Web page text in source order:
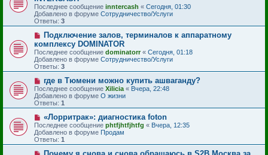
б
щ
е
н
и
в
о
е
с
о
о
б
щ
е
н
и
е
Последнее сообщение inntercash « Сегодня, 01:30
Добавлено в форуме Сотрудничество/Услуги
Ответы: 3
Н
в
о
е
с
о
б
щ
е
и
е
Подключение залов, терминалов к аппаратному
комплексу DOMINATOR
Последнее сообщение dominatorr« Сегодня, 01:18
Добавлено в форуме Сотрудничество/Услуги
Ответы: 3
Н
о
в
о
е
с
о
б
щ
е
где в Тюмени можно купить ашваганду?
Последнее сообщение Xilicia « Вчера, 22:48
Добавлено в форуме О жизни
Ответы: 1
Н
о
в
о
е
с
«Лорритрак»: диагностика foton
Последнее сообщение phtfjhtfjhtfg « Вчера, 12:35
Добавлено в форуме Продам
Ответы: 1
НПочему я снова и снова обращаюсь в S2B Москва за